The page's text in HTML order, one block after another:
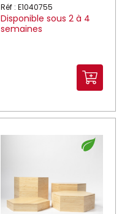
Réf : E1040755
Disponible sous 2 à 4
semaines